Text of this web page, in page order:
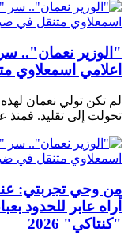
"الوزير نعمان"..
اعلامي اسمعلاوي
لم تكن تولي نعمان
تحولت إلى تقليد. فمنذ
من وحي تجربتي:
أراه عابر للحدود
"كنتاكي" 2026